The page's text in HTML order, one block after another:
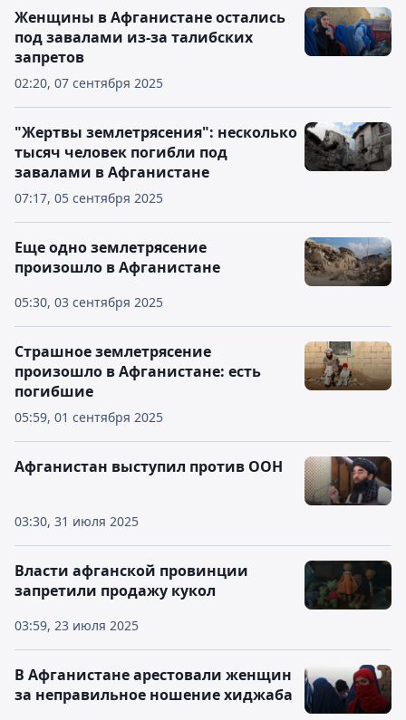
02:20, 07 сентября 2025
Женщины в Афганистане остались
под завалами из-за талибских
запретов
07:17, 05 сентября 2025
"Жертвы землетрясения": несколько
тысяч человек погибли под
завалами в Афганистане
05:30, 03 сентября 2025
Еще одно землетрясение
произошло в Афганистане
05:59, 01 сентября 2025
Страшное землетрясение
произошло в Афганистане: есть
погибшие
03:30, 31 июля 2025
Афганистан выступил против ООН
03:59, 23 июля 2025
Власти афганской провинции
запретили продажу кукол
В Афганистане арестовали женщин
за неправильное ношение хиджаба